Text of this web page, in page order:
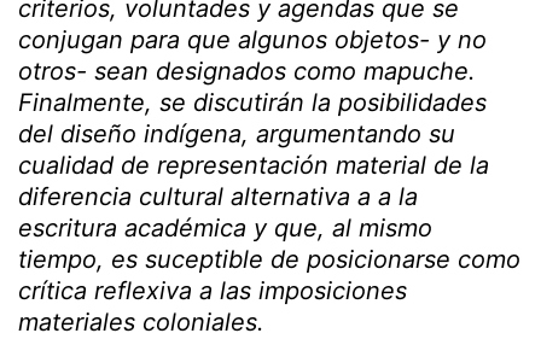
criterios, voluntades y agendas que se
conjugan para que algunos objetos- y no
otros- sean designados como mapuche.
Finalmente, se discutirán la posibilidades
del diseño indígena, argumentando su
cualidad de representación material de la
diferencia cultural alternativa a a la
escritura académica y que, al mismo
tiempo, es suceptible de posicionarse como
crítica reflexiva a las imposiciones
materiales coloniales.